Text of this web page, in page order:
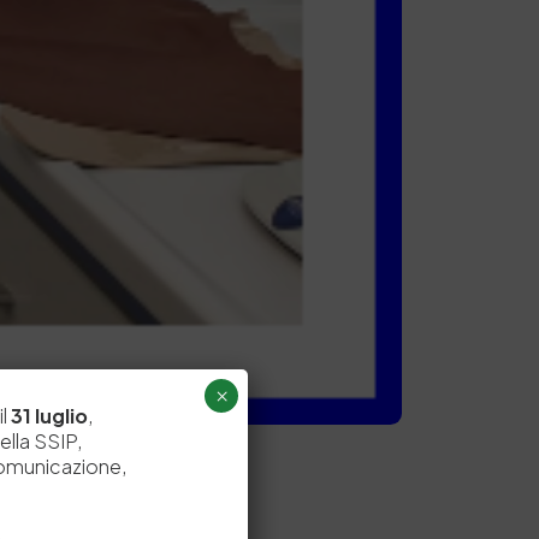
31 luglio,
SSIP,
×